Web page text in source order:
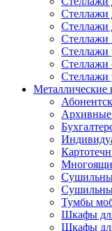
Стеллажи
Стеллажи
Стеллажи
Стеллажи
Стеллажи
Стеллажи
Тумбы
Шкафы
Шкафы